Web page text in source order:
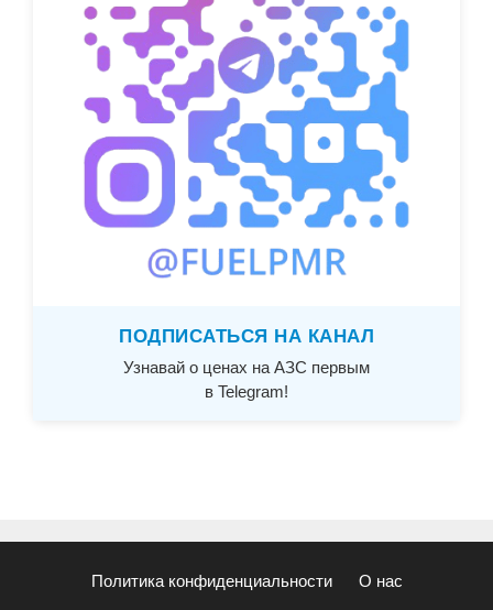
ПОДПИСАТЬСЯ НА КАНАЛ
Узнавай о ценах на АЗС первым
в Telegram!
Политика конфиденциальности О нас